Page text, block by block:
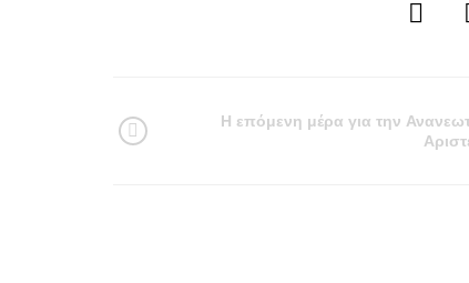
Η επόμενη μέρα για την